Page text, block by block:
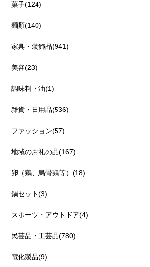
菓子(124)
麺類(140)
家具・装飾品(941)
美容(23)
調味料・油(1)
雑貨・日用品(536)
ファッション(57)
地域のお礼の品(167)
卵（鶏、烏骨鶏等）(18)
鍋セット(3)
スポーツ・アウトドア(4)
民芸品・工芸品(780)
電化製品(9)